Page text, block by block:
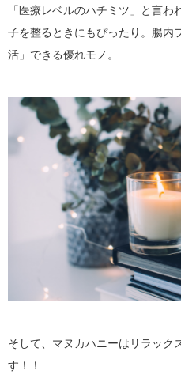
「医療レベルのハチミツ」と言
子を整るときにもぴったり。腸内
活」できる優れモノ。
そして、マヌカハニーはリラック
す！！